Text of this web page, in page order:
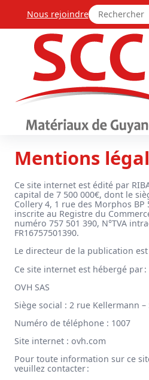
Nous rejoindreRechercher
Mentions
Ce site internet est édité par
capital de 7 500 000€, dont le
Collery 4, 1 rue des Morphos BP
inscrite au Registre du
numéro 757 501 390, N°TVA
FR16757501390.
Le directeur de la publication est
Ce site internet est hébergé par :
OVH SAS
Siège social : 2 rue Kellermann –
Numéro de téléphone : 1007
Site internet : ovh.com
Pour toute information sur ce
veuillez contacter :